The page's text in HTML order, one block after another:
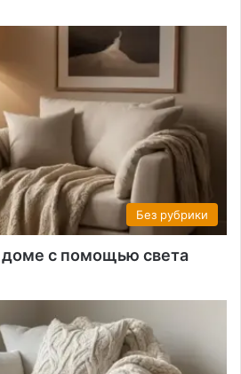
Без рубрики
доме с помощью света